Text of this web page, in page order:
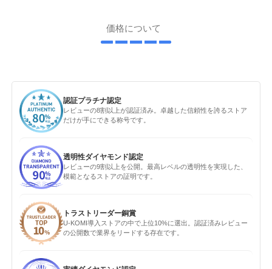
価格について
認証プラチナ認定
レビューの8割以上が認証済み。卓越した信頼性を誇るストア
だけが手にできる称号です。
透明性ダイヤモンド認定
レビューの9割以上を公開。最高レベルの透明性を実現した、
模範となるストアの証明です。
トラストリーダー銅賞
U-KOMI導入ストアの中で上位10%に選出。認証済みレビュー
の公開数で業界をリードする存在です。